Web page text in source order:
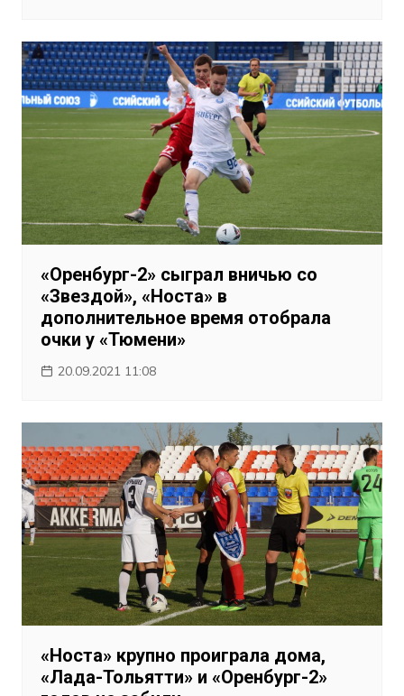
«Оренбург-2» сыграл вничью со
«Звездой», «Носта» в
дополнительное время отобрала
очки у «Тюмени»
20.09.2021 11:08
«Носта» крупно проиграла дома,
«Лада-Тольятти» и «Оренбург-2»